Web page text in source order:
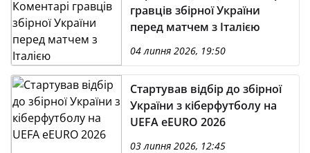
гравців збірної України
перед матчем з Італією
04 липня 2026, 19:50
Стартував відбір до збірної
України з кіберфутболу на
UEFA eEURO 2026
03 липня 2026, 12:45